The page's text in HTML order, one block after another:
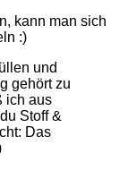
kann man sich
:)
und
gehört zu
ich aus
Stoff &
Das